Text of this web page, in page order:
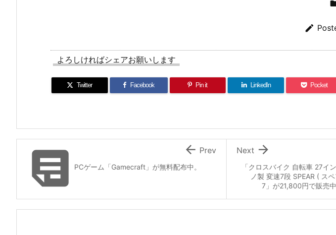

よろしければシェアお願いします
Twitter Facebook Pin it LinkedIn Pocket
「クロスバイク 自転車 27イ
ノ製 変速7段 SPEAR ( ス
7」が21,800円で販売中

Next
PCゲーム「Gamecraft」が無料配布中。
 Prev